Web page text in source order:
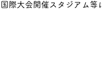
国際大会開催スタジアム等